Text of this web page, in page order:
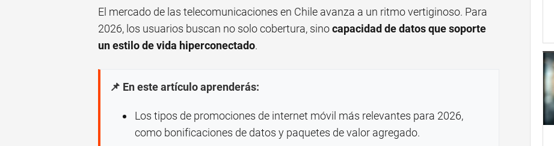
El mercado de las telecomunicaciones en Chile avanza a un ritmo vertiginoso. Para
2026, los usuarios buscan no solo cobertura, sinocapacidad de datos que soporte
un estilo de vida hiperconectado.
📌 En este artículo aprenderás:
Los tipos de promociones de internet móvil más relevantes para 2026,
como bonificaciones de datos y paquetes de valor agregado.